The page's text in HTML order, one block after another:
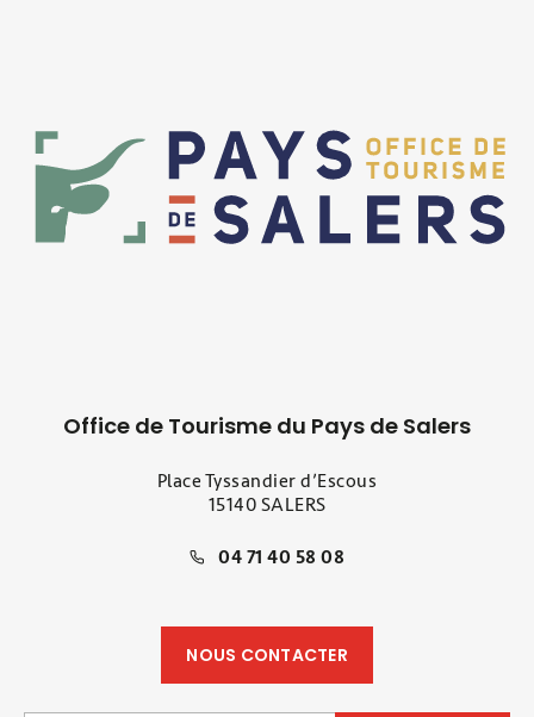
Office de Tourisme du Pays de Salers
Place Tyssandier d’Escous
15140 SALERS
04 71 40 58 08
NOUS CONTACTER